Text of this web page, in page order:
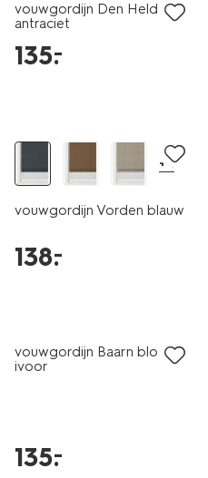
vouwgordijn Den Helder
antraciet
135.
–
+4
vouwgordijn Vorden blauw
138.
–
vouwgordijn Baarn bloem
ivoor
135.
–